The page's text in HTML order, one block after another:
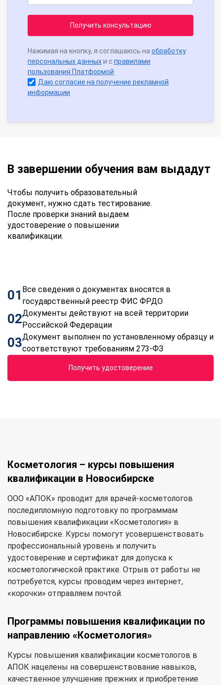
Получить консультацию
Нажимая на кнопку, я соглашаюсь на обработку
персональных данныхи с правилами
пользования Платформой
Даю согласие на получение рекламной
информации
В завершении обучения вам выдадут
Чтобы получить образовательный
документ, нужно сдать тестирование.
После проверки знаний выдаем
удостоверение о повышении
квалификации.
01 Все сведения о документах вносятся в
государственный реестр ФИС ФРДО
02Документы действуют на всей территории
Российской Федерации
03Документ выполнен по установленному образцу и
соответствуют требованиям 273-ФЗ
Получить удостоверение
Косметология – курсы повышения
квалификации в Новосибирске
ООО «АПОК» проводит для врачей-косметологов
последипломную подготовку по программам
повышения квалификации «Косметология» в
Новосибирске. Курсы помогут усовершенствовать
профессиональный уровень и получить
удостоверение и сертификат для допуска к
косметологической практике. Отрыв от работы не
потребуется, курсы проводим через интернет,
«корочки» отправляем почтой.
Программы повышения квалификации по
направлению «Косметология»
Курсы повышения квалификации косметологов в
АПОК нацелены на совершенствование навыков,
качественное улучшение прежних и приобретение